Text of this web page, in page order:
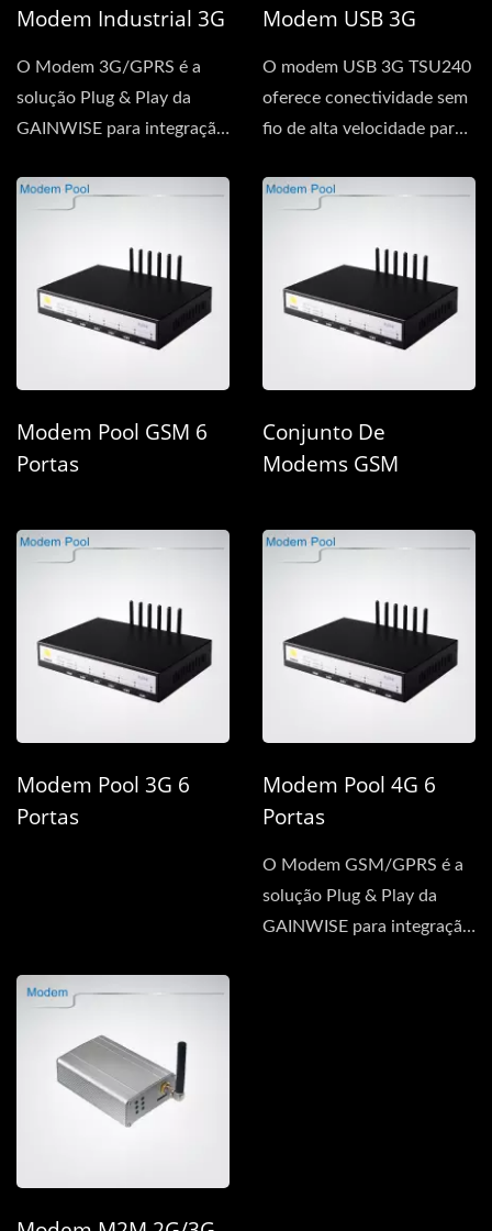
Modem Industrial 3G
O Modem 3G/GPRS é a
solução Plug & Play da
GAINWISE para integração
Modem USB 3G
O modem USB 3G TSU240
oferece conectividade sem
fio de alta velocidade para
computadores...
Modem Pool GSM 6
Portas
Conjunto De
Modems GSM
Modem Pool 3G 6
Portas
Modem Pool 4G 6
Portas
O Modem GSM/GPRS é a
solução Plug & Play da
GAINWISE para integração